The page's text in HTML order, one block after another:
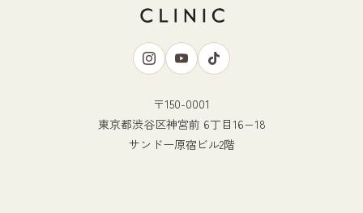
〒150-0001
東京都渋谷区神宮前 6丁目16−18
サンドー原宿ビル2階